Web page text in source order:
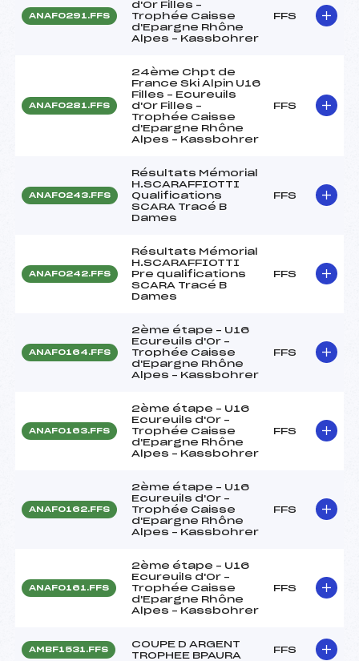
ANAF0291.FFS
d'Or Filles –
Trophée Caisse
d'Epargne Rhône
Alpes – Kassbohrer
FFS
ANAF0281.FFS
24ème Chpt de
France Ski Alpin U16
Filles – Ecureuils
d'Or Filles –
Trophée Caisse
d'Epargne Rhône
Alpes – Kassbohrer
FFS
ANAF0243.FFS
Résultats Mémorial
H.SCARAFFIOTTI
Qualifications
SCARA Tracé B
Dames
FFS
ANAF0242.FFS
Résultats Mémorial
H.SCARAFFIOTTI
Pre qualifications
SCARA Tracé B
Dames
FFS
ANAF0164.FFS
2ème étape – U16
Ecureuils d'Or –
Trophée Caisse
d'Epargne Rhône
Alpes – Kassbohrer
FFS
ANAF0163.FFS
2ème étape – U16
Ecureuils d'Or –
Trophée Caisse
d'Epargne Rhône
Alpes – Kassbohrer
FFS
ANAF0162.FFS
2ème étape – U16
Ecureuils d'Or –
Trophée Caisse
d'Epargne Rhône
Alpes – Kassbohrer
FFS
ANAF0161.FFS
2ème étape – U16
Ecureuils d'Or –
Trophée Caisse
d'Epargne Rhône
Alpes – Kassbohrer
FFS
AMBF1531.FFS
COUPE D ARGENT
TROPHEE BPAURA
FFS